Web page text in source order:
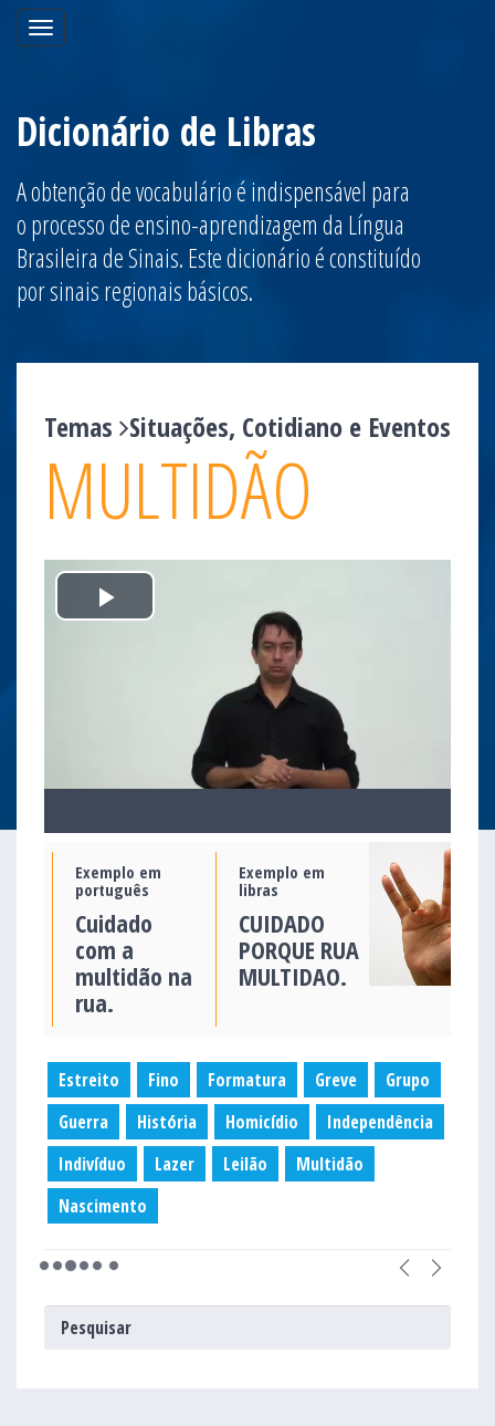
Toggle
navigation
Dicionário de Libras
A obtenção de vocabulário é indispensável para
o processo de ensino-aprendizagem da Língua
Brasileira de Sinais. Este dicionário é constituído
por sinais regionais básicos.
Temas Situações, Cotidiano e Eventos
MULTIDÃO
Play
Exemplo em
português
Cuidado
com a
multidão na
rua.
Exemplo em
libras
CUIDADO
PORQUE RUA
MULTIDAO.
Estreito Fino Formatura Greve
Grupo
Guerra
História Homicídio
Independência
Indivíduo
Lazer Leilão
Multidão
Nascimento